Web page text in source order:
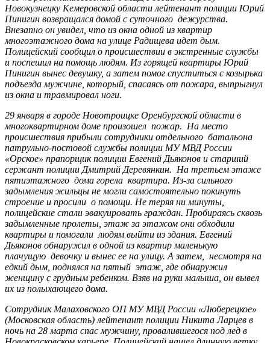
Новокузнецку Кемеровской области лейтенант полиции Юрий
Пинигин возвращался домой с суточного дежурства.
Внезапно он увидел, что из окна одной из квартир
многоэтажного дома на улице Радищева идет дым.
Полицейский сообщил о происшествии в экстренные службы
и поспешил на помощь людям. Из горящей квартиры Юрий
Пинигин вынес девушку, а затем помог спуститься с козырька
подъезда мужчине, который, спасаясь от пожара, выпрыгнул
из окна и травмировал ноги.
29 января в городе Новотроицке Оренбургской области в
многоквартирном доме произошел пожар. На место
происшествия прибыли сотрудники отдельного батальона
патрульно-постовой службы полиции МУ МВД России
«Орское» прапорщик полиции Евгений Дьяконов и старший
сержант полиции Дмитрий Деревянкин. На третьем этаже
пятиэтажного дома горела квартира. Из-за сильного
задымления жильцы не могли самостоятельно покинуть
строение и просили о помощи. Не теряя ни минуты,
полицейские стали эвакуировать граждан. Пробираясь сквозь
задымленные пролеты, этаж за этажом они обходили
квартиры и помогали людям выйти из здания. Евгений
Дьяконов обнаружил в одной из квартир маленькую
плачущую девочку и вынес ее на улицу. А затем, несмотря на
едкий дым, поднялся на пятый этаж, где обнаружил
женщину с грудным ребенком. Взяв на руки малыша, он вывел
их из полыхающего дома.
Сотрудник Малаховского ОП МУ МВД России «Люберецкое»
(Московская область) лейтенант полиции Никита Ларцев в
ночь на 28 марта спас мужчину, провалившегося под лед в